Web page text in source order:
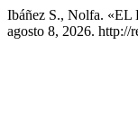
Ibáñez S., Nolfa.
agosto 8, 2026. http://